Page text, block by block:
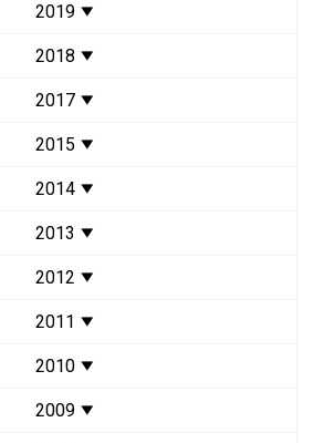
2019
2018
2017
2015
2014
2013
2012
2011
2010
2009